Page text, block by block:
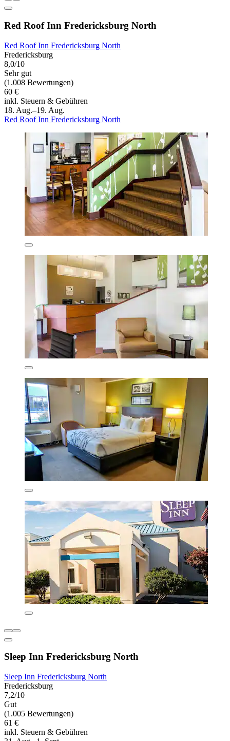
Red Roof Inn Fredericksburg North
Red Roof Inn Fredericksburg North
Fredericksburg
8,0/10
Sehr gut
(1.008 Bewertungen)
60 €
inkl. Steuern & Gebühren
18. Aug.–19. Aug.
Red Roof Inn Fredericksburg North
Sleep Inn Fredericksburg North
Sleep Inn Fredericksburg North
Fredericksburg
7,2/10
Gut
(1.005 Bewertungen)
61 €
inkl. Steuern & Gebühren